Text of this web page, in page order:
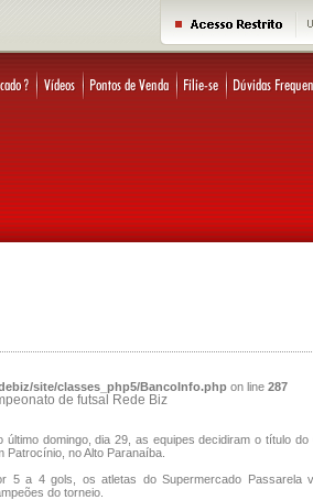
site/classes_php5/BancoInfo.php on line 287
de futsal Rede Biz
último domingo, dia 29, as equipes decidiram o título
Patrocínio, no Alto Paranaíba.
5 a 4 gols, os atletas do Supermercado Passarela
do torneio.